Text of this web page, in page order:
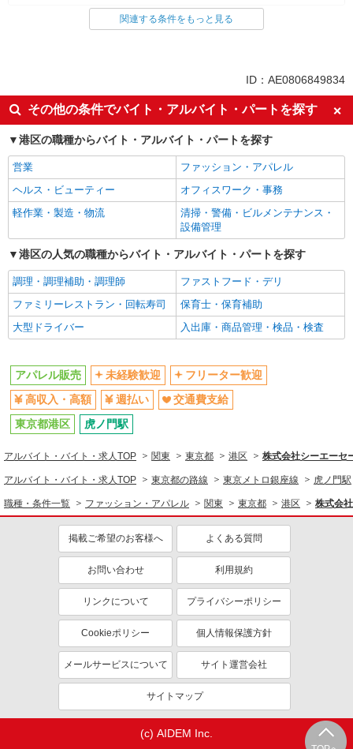
同じ雇用形態から虎ノ門駅の求人を探す
未経験歓迎
フリーター歓迎
高収入・高額
週払い
交通費支給
同じ職種から求人を探す
ファッション・アパレル
同じ特徴から求人を探す
未経験歓迎 交通費支給
関連する条件をもっと見る
ID：AE0806849834
その他の条件でバイト・アルバイト・パートを探す
港区の職種からバイト・アルバイト・パートを探す
営業
ファッション・アパレル
ヘルス・ビューティー
オフィスワーク・事務
軽作業・製造・物流
清掃・警備・ビルメンテナンス・
設備管理
港区の人気の職種からバイト・アルバイト・パートを探す
調理・調理補助・調理師
ファストフード・デリ
ファミリーレストラン・回転寿司
保育士・保育補助
大型ドライバー
入出庫・商品管理・検品・検査
アパレル販売 未経験歓迎
フリーター歓迎
高収入・高額
週払い
交通費支給
東京都港区
虎ノ門駅
アルバイト・バイト・求人TOP 関東 東京都 港区 株式会社シーエーセ
アルバイト・バイト・求人TOP 東京都の路線 東京メトロ銀座線 虎ノ門駅
職種・条件一覧 ファッション・アパレル 関東 東京都 港区 株式会
掲載ご希望のお客様へ よくある質問
お問い合わせ 利用規約
リンクについて プライバシーポリシー
Cookieポリシー 個人情報保護方針
メールサービスについて サイト運営会社
サイトマップ
(c) AIDEM Inc.